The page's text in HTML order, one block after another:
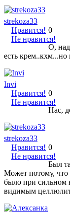
strekoza33
Нравится!
Не нравится!
0
О,
есть крем..кхм...но
Invi
Нравится!
Не нравится!
0
Нас,
strekoza33
Нравится!
Не нравится!
0
Был
Может потому, что
было при сильном
видимым